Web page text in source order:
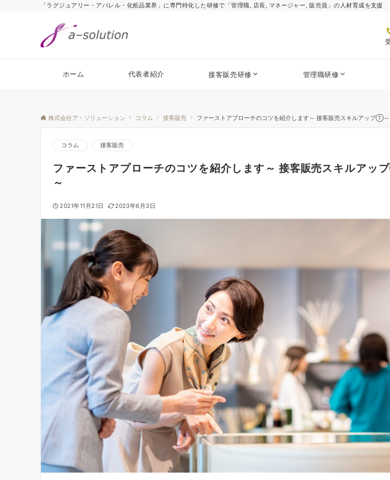
「ラグジュアリー・アパレル・化粧品業界」に専門特化した研修で「管理職, 店長, マネージャー, 販売員」の人材育成を支援
ホーム 代表者紹介 接客販売研修 管理職研修
株式会社ア・ソリューション コラム 接客販売 ファーストアプローチのコツを紹介します～ 接客販売スキルアップ①～
コラム 接客販売
ファーストアプローチのコツを紹介します～ 接客販売スキルアッ
～
2021年11月21日 2023年6月3日